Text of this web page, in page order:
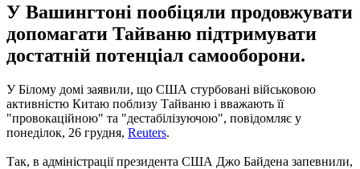
У Вашингтоні пообіцяли продовжувати
допомагати Тайваню підтримувати
достатній потенціал самооборони.
У Білому домі заявили, що США стурбовані військовою
активністю Китаю поблизу Тайваню і вважають її
"провокаційною" та "дестабілізуючою", повідомляє у
понеділок, 26 грудня, Reuters.
Так, в адміністрації президента США Джо Байдена запевнили,